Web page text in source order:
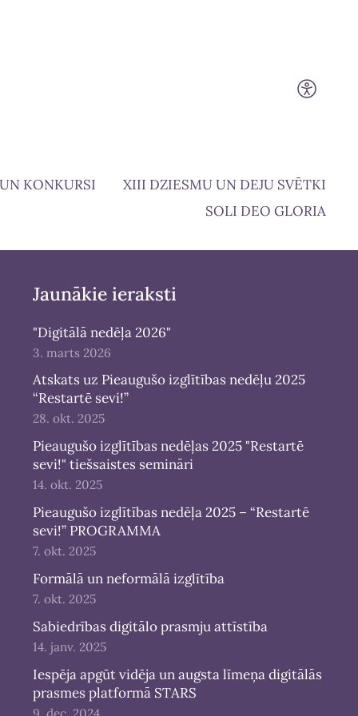
KONKURSI
XIII DZIESMU UN DEJU SVĒTKI
SOLI DEO GLORIA
Jaunākie ieraksti
"Digitālā nedēļa 2026"
3. marts 2026
Atskats uz Pieaugušo izglītības nedēļu 2025
“Restartē sevi!”
28. okt. 2025
Pieaugušo izglītības nedēļas 2025 "Restartē
sevi!" tiešsaistes semināri
14. okt. 2025
Pieaugušo izglītības nedēļa 2025 – “Restartē
sevi!” PROGRAMMA
7. okt. 2025
Formālā un neformālā izglītība
7. okt. 2025
Sabiedrības digitālo prasmju attīstība
14. janv. 2025
Iespēja apgūt vidēja un augsta līmeņa digitālās
prasmes platformā STARS